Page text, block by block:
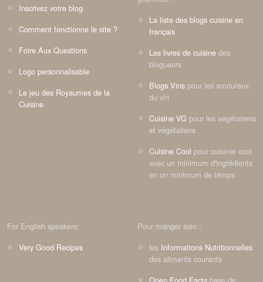
Inscrivez votre blog
Comment fonctionne le site ?
Foire Aux Questions
Logo personnalisable
Le jeu des Royaumes de la
Cuisine
La liste des blogs cuisine en
français
Les livres de cuisine des
blogueurs
Blogs Vins pour les amoureux
du vin
Cuisine VG pour les végétariens
et végétaliens
Cuisine Cool pour cuisiner cool
avec un minimum d'ingrédients
en un minimum de temps
For English speakers:
Very Good Recipes
Pour manger sain :
les Informations Nutritionnelles
des aliments courants